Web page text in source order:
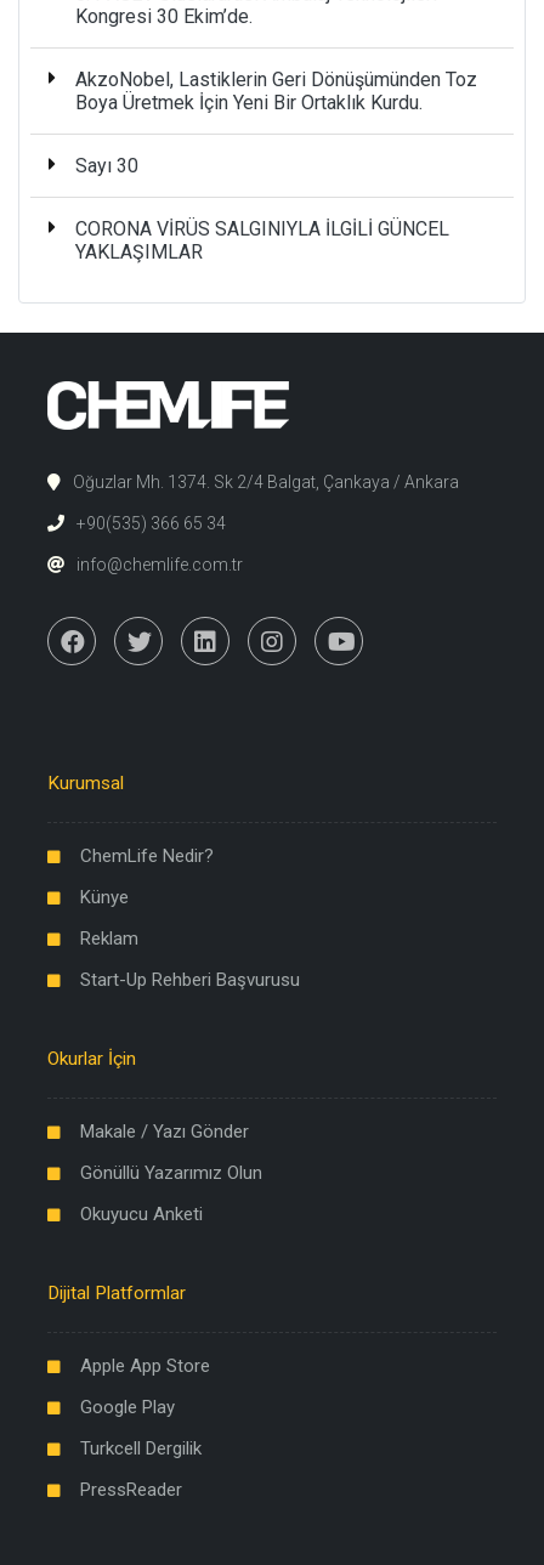
Kongresi 30 Ekim’de.
AkzoNobel, Lastiklerin Geri Dönüşümünden Toz
Boya Üretmek İçin Yeni Bir Ortaklık Kurdu.
Sayı 30
CORONA VİRÜS SALGINIYLA İLGİLİ GÜNCEL
YAKLAŞIMLAR
Oğuzlar Mh. 1374. Sk 2/4 Balgat, Çankaya / Ankara
+90(535) 366 65 34
info@chemlife.com.tr
Kurumsal
ChemLife Nedir?
Künye
Reklam
Start-Up Rehberi Başvurusu
Okurlar İçin
Makale / Yazı Gönder
Gönüllü Yazarımız Olun
Okuyucu Anketi
Dijital Platformlar
Apple App Store
Google Play
Turkcell Dergilik
PressReader